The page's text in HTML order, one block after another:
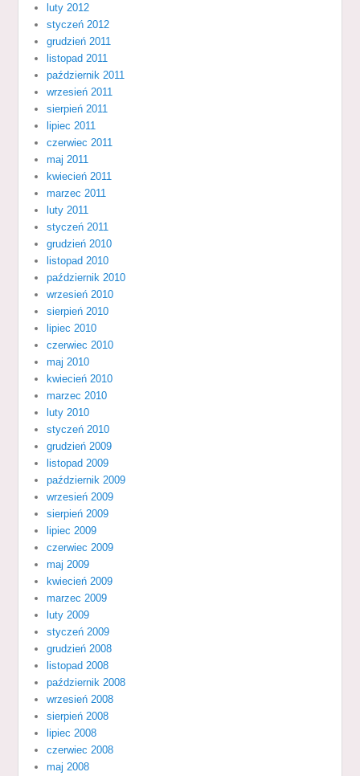
luty 2012
styczeń 2012
grudzień 2011
listopad 2011
październik 2011
wrzesień 2011
sierpień 2011
lipiec 2011
czerwiec 2011
maj 2011
kwiecień 2011
marzec 2011
luty 2011
styczeń 2011
grudzień 2010
listopad 2010
październik 2010
wrzesień 2010
sierpień 2010
lipiec 2010
czerwiec 2010
maj 2010
kwiecień 2010
marzec 2010
luty 2010
styczeń 2010
grudzień 2009
listopad 2009
październik 2009
wrzesień 2009
sierpień 2009
lipiec 2009
czerwiec 2009
maj 2009
kwiecień 2009
marzec 2009
luty 2009
styczeń 2009
grudzień 2008
listopad 2008
październik 2008
wrzesień 2008
sierpień 2008
lipiec 2008
czerwiec 2008
maj 2008